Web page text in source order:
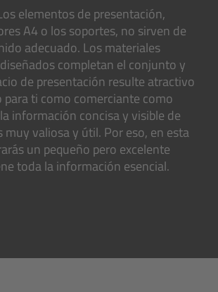
elementos de presentación,
A4 o los soportes, no sirven de
adecuado. Los materiales
completan el conjunto y
de presentación resulte atractivo
para ti como comerciante como
información concisa y visible de
muy valiosa y útil. Por eso, en esta
un pequeño pero excelente
toda la información esencial.